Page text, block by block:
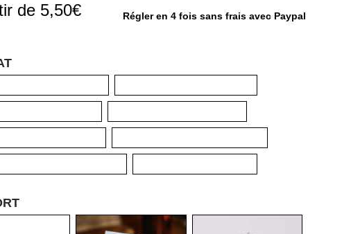
de 5,50€ Régler en 4 fois sans frais avec Paypal